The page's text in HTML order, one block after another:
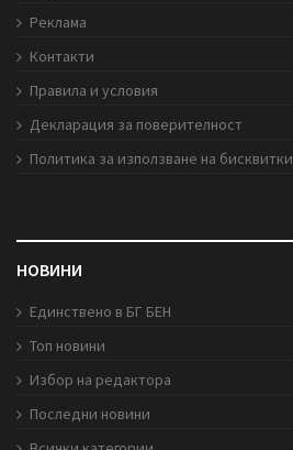
Реклама
Контакти
Правила и условия
Декларация за поверителност
Политика за използване на бисквитки
НОВИНИ
Единствено в БГ БЕН
Топ новини
Избор на редактора
Последни новини